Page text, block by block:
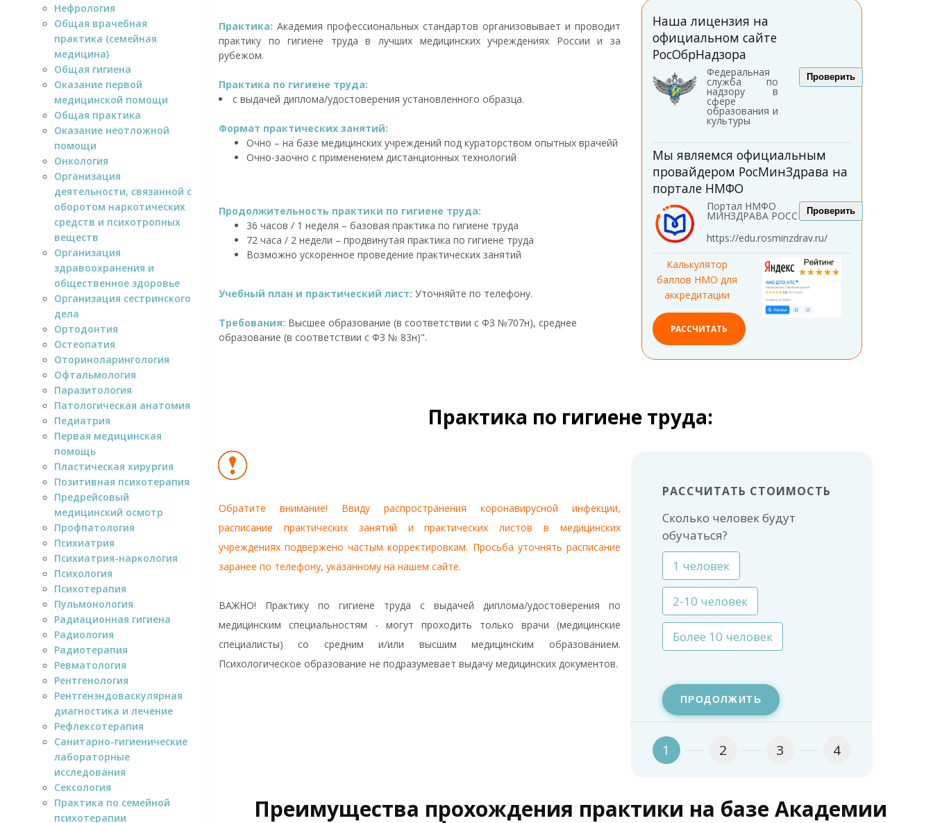
Нефрология
Общая врачебная
практика (семейная
медицина)
Общая гигиена
Оказание первой
медицинской помощи
Общая практика
Оказание неотложной
помощи
Онкология
Организация
деятельности, связанной с
оборотом наркотических
средств и психотропных
веществ
Организация
здравоохранения и
общественное здоровье
Организация сестринского
дела
Ортодонтия
Остеопатия
Оториноларингология
Офтальмология
Паразитология
Патологическая анатомия
Педиатрия
Первая медицинская
помощь
Пластическая хирургия
Позитивная психотерапия
Предрейсовый
медицинский осмотр
Профпатология
Психиатрия
Психиатрия-наркология
Психология
Психотерапия
Пульмонология
Радиационная гигиена
Радиология
Радиотерапия
Ревматология
Рентгенология
Рентгенэндоваскулярная
диагностика и лечение
Рефлексотерапия
Санитарно-гигиенические
лабораторные
исследования
Сексология
Практика по семейной
психотерапии
Практика: Академия профессиональных стандартов организовывает и проводит
практику по гигиене труда в лучших медицинских учреждениях России и за
рубежом.
Практика по гигиене труда:
с выдачей диплома/удостоверения установленного образца.
Формат практических занятий:
Очно – на базе медицинских учреждений под кураторством опытных врачейй
Очно-заочно с применением дистанционных технологий
Продолжительность практики по гигиене труда:
36 часов / 1 неделя – базовая практика по гигиене труда
72 часа / 2 недели – продвинутая практика по гигиене труда
Возможно ускоренное проведение практических занятий
Учебный план и практический лист: Уточняйте по телефону.
Требования: Высшее образование (в соответствии с ФЗ №707н), среднее
образование (в соответствии с ФЗ № 83н)".
Наша лицензия на
официальном сайте
РосОбрНадзора
Федеральная
служба по
надзору в
сфере
образования и
культуры
Проверить
Мы являемся официальным
провайдером РосМинЗдрава на
портале НМФО
Портал НМФО
МИНЗДРАВА РОССИИ
https://edu.rosminzdrav.ru/
Проверить
Калькулятор
баллов НМО для
аккредитации
РАССЧИТАТЬ
Практика по гигиене труда:
Обратите внимание! Ввиду распространения коронавирусной инфекции,
расписание практических занятий и практических листов в медицинских
учреждениях подвержено частым корректировкам. Просьба уточнять расписание
заранее по телефону, указанному на нашем сайте.
ВАЖНО! Практику по гигиене труда с выдачей диплома/удостоверения по
медицинским специальностям - могут проходить только врачи (медицинские
специалисты) со средним и/или высшим медицинским образованием.
Психологическое образование не подразумевает выдачу медицинских документов.
РАССЧИТАТЬ СТОИМОСТЬ
Сколько человек будут
обучаться?
1 человек
2-10 человек
Более 10 человек
ПРОДОЛЖИТЬ
1 2 3 4
Преимущества прохождения практики на базе Академии